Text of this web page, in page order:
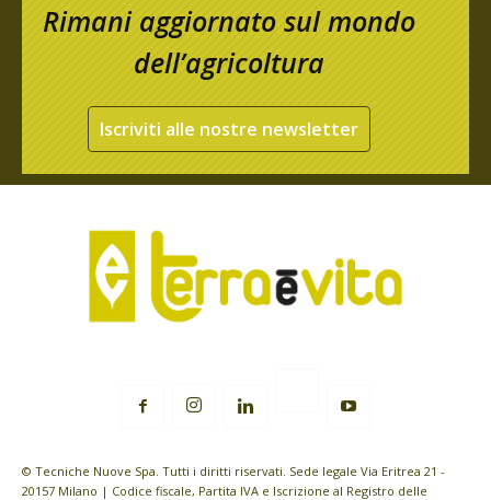
Rimani aggiornato sul mondo
dell’agricoltura
Iscriviti alle nostre newsletter
© Tecniche Nuove Spa. Tutti i diritti riservati. Sede legale Via Eritrea 21 -
20157 Milano | Codice fiscale, Partita IVA e Iscrizione al Registro delle